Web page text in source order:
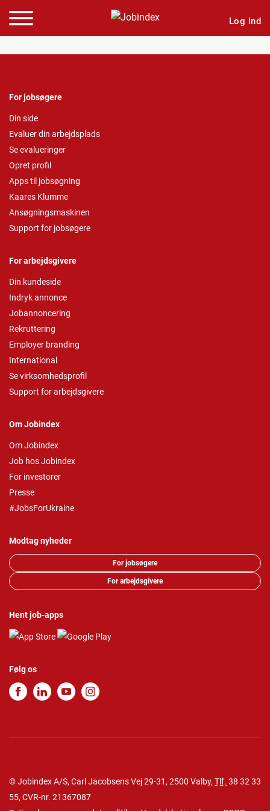
Log ind
For jobsøgere
Din side
Evaluer din arbejdsplads
Se evalueringer
Opret profil
Apps til jobsøgning
Kaares Klumme
Ansøgningsmaskinen
Support for jobsøgere
For arbejdsgivere
Din kundeside
Indryk annonce
Jobannoncering
Rekruttering
Employer branding
International
Se virksomhedsprofil
Support for arbejdsgivere
Om Jobindex
Om Jobindex
Job hos Jobindex
For investorer
Presse
#JobsForUkraine
Modtag nyheder
For jobsøgere
For arbejdsgivere
Hent job-apps
Følg os
© Jobindex A/S, Carl Jacobsens Vej 29-31, 2500 Valby, Tlf. 38 32 33
55, CVR-nr. 21367087